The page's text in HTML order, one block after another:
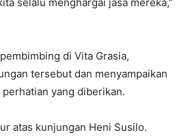
di Vita Grasia,
tersebut dan menyampaikan
yang diberikan.
atas kunjungan Heni Susilo.